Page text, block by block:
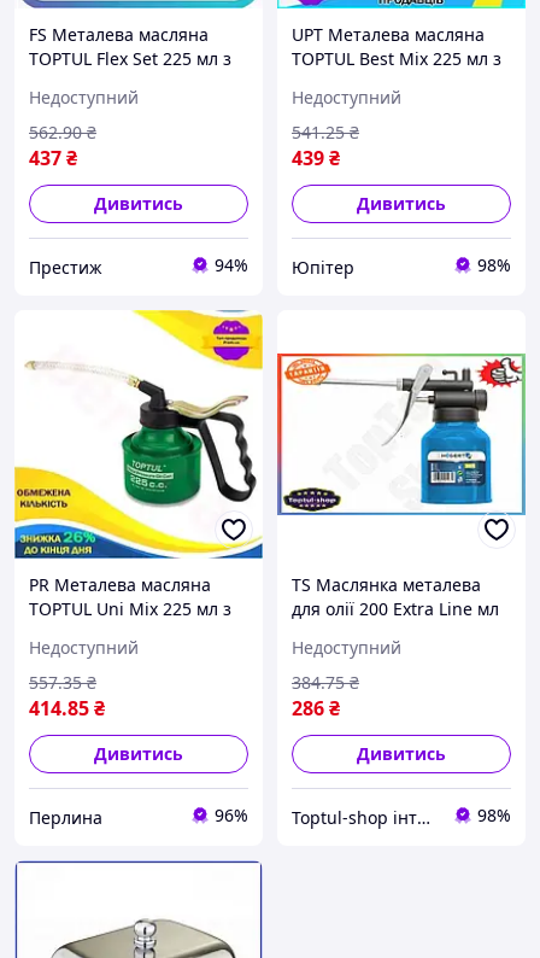
FS Металева масляна
TOPTUL Flex Set 225 мл з
для мастила механізмів
та масел для SET18-F
Недоступний
437₴
562.90 ₴
Дивитись
Престиж 94%
UPT Металева масляна
TOPTUL Best Mix 225 мл з
для мастила механізмів
та масел для UPT66-B
Недоступний
439₴
541.25 ₴
Дивитись
Юпітер 98%
PR Металева масляна
TOPTUL Uni Mix 225 мл з
для мастила механізмів
та масел для м Per33/R
Недоступний
414.85₴
557.35 ₴
Дивитись
Перлина 96%
TS Маслянка металева
для олії 200 Extra Line мл
механізмів заправна
пляшка SHT55_Q
Недоступний
286₴
384.75 ₴
Дивитись
Toptul-shop інтернет магазин 98%